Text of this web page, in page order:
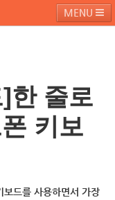
MENU
한 줄로
키보
드를 사용하면서 가장